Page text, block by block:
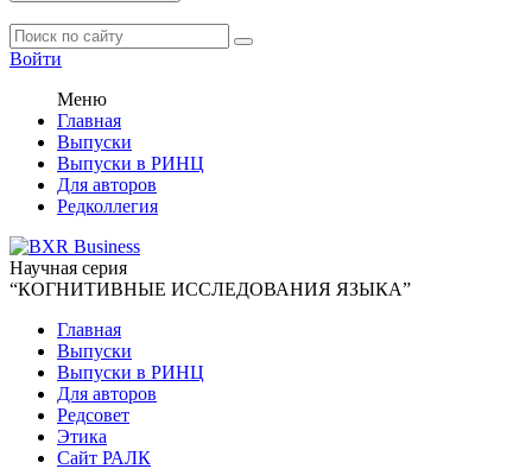
Войти
Меню
Главная
Выпуски
Выпуски в РИНЦ
Для авторов
Редколлегия
Научная серия
“КОГНИТИВНЫЕ ИССЛЕДОВАНИЯ ЯЗЫКА”
Главная
Выпуски
Выпуски в РИНЦ
Для авторов
Редсовет
Этика
Сайт РАЛК